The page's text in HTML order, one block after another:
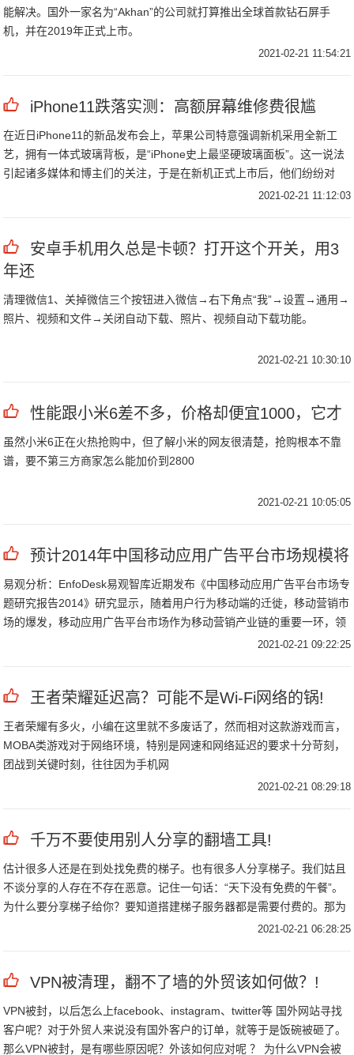
能解决。国外一家名为“Akhan”的公司就打算推出全球首款钻石屏手
机，并在2019年正式上市。
2021-02-21 11:54:21
iPhone11跌落实测：高额屏幕维修费很尴
在近日iPhone11的新品发布会上，苹果公司特意强调新机采用全新工
艺，拥有一体式玻璃背板，是“iPhone史上最坚硬玻璃面板”。这一说法
引起诸多媒体和博主们的关注，于是在新机正式上市后，他们纷纷对
iPhone11系列手机进行抗冲击力测试，下面就一起来看看其中两个测试
2021-02-21 11:12:03
安卓手机用久总是卡顿？打开这个开关，用3
年还
清理微信1、关掉微信三个按钮进入微信→右下角点“我”→设置→通用→
照片、视频和文件→关闭自动下载、照片、视频自动下载功能。
2021-02-21 10:30:10
性能跟小米6差不多，价格却便宜1000，它才
虽然小米6正在火热抢购中，但了解小米的网友很清楚，抢购根本不靠
谱，要不第三方商家怎么能加价到2800
2021-02-21 10:05:05
预计2014年中国移动应用广告平台市场规模将
易观分析：EnfoDesk易观智库近期发布《中国移动应用广告平台市场专
题研究报告2014》研究显示，随着用户行为移动端的迁徙，移动营销市
场的爆发，移动应用广告平台市场作为移动营销产业链的重要一环，领
衔移动营销的发展，数据显示，2013年中国移动广告平台市场整体规模
2021-02-21 09:22:25
王者荣耀延迟高？可能不是Wi-Fi网络的锅!
王者荣耀有多火，小编在这里就不多废话了，然而相对这款游戏而言，
MOBA类游戏对于网络环境，特别是网速和网络延迟的要求十分苛刻，
团战到关键时刻，往往因为手机网
2021-02-21 08:29:18
千万不要使用别人分享的翻墙工具!
估计很多人还是在到处找免费的梯子。也有很多人分享梯子。我们姑且
不谈分享的人存在不存在恶意。记住一句话：“天下没有免费的午餐”。
为什么要分享梯子给你？要知道搭建梯子服务器都是需要付费的。那为
什么要给你白用？你们来告诉我个理由。恐怕你们也想不出......
2021-02-21 06:28:25
VPN被清理，翻不了墙的外贸该如何做？!
VPN被封，以后怎么上facebook、instagram、twitter等 国外网站寻找
客户呢？对于外贸人来说没有国外客户的订单，就等于是饭碗被砸了。
那么VPN被封，是有哪些原因呢？外该如何应对呢 ？ 为什么VPN会被